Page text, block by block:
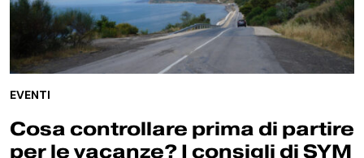
EVENTI
Cosa controllare prima di partire
per le vacanze? I consigli di SYM